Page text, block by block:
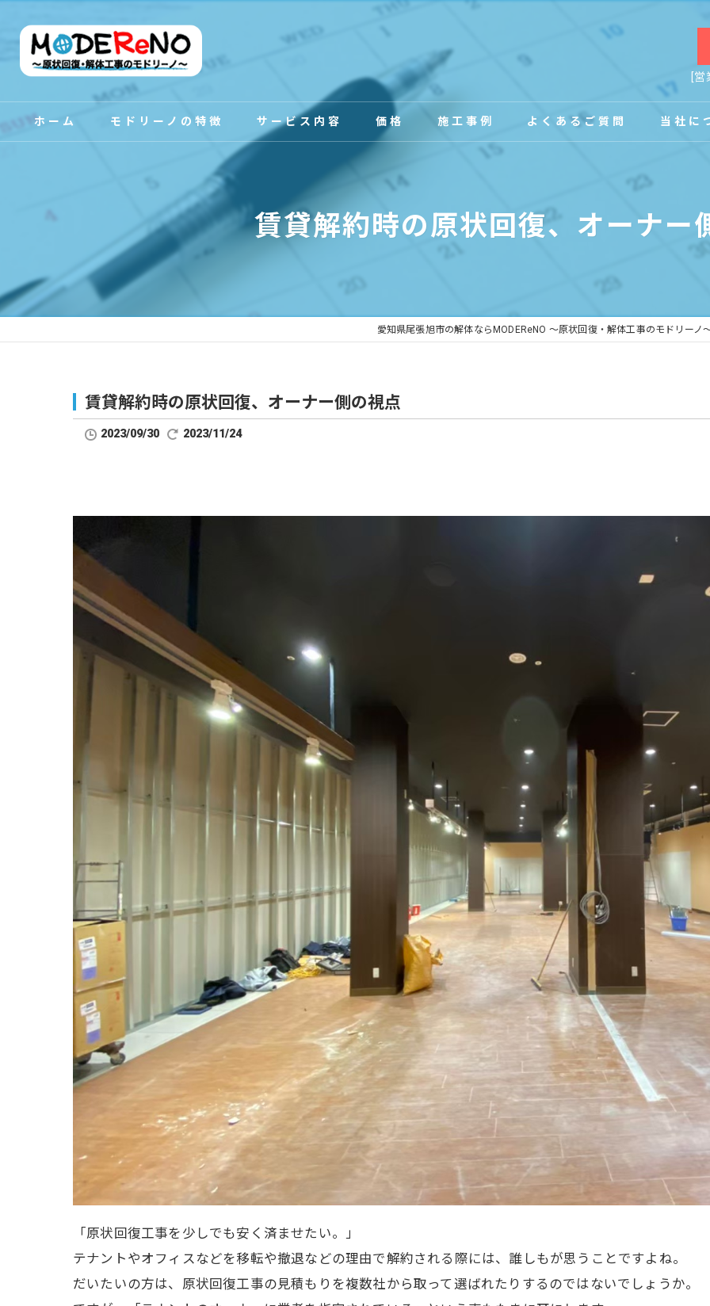
[
ホーム モドリーノの特徴 サービス内容 価格 施工事例 よくあるご質問 当社に
工場
賃貸解約時の原状回復、オーナー
愛知県尾張旭市の解体ならMODEReNO ～原状回復・解体工事のモドリーノ
賃貸解約時の原状回復、オーナー側の視点
2023/09/30 2023/11/24
「原状回復工事を少しでも安く済ませたい。」
テナントやオフィスなどを移転や撤退などの理由で解約される際には、誰しもが思うことですよね。
だいたいの方は、原状回復工事の見積もりを複数社から取って選ばれたりするのではないでしょうか。